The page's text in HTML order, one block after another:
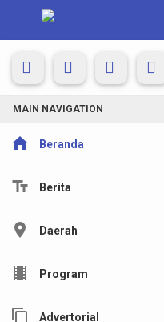
MAIN NAVIGATION
home Beranda
text_fields Berita
location_on Daerah
local_movies Program
content_copy Advertorial